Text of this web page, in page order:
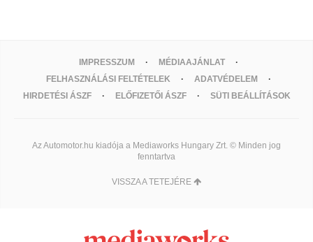
IMPRESSZUM
MÉDIAAJÁNLAT
FELHASZNÁLÁSI FELTÉTELEK
ADATVÉDELEM
HIRDETÉSI ÁSZF
ELŐFIZETŐI ÁSZF SÜTI BEÁLLÍTÁSOK
Az Automotor.hu kiadója a Mediaworks Hungary Zrt. © Minden jog
fenntartva
VISSZA A TETEJÉRE